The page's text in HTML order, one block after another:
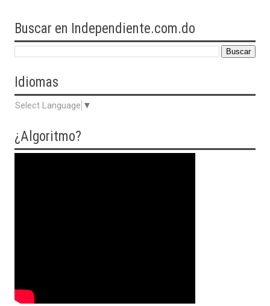
Buscar en Independiente.com.do
Idiomas
Select Language ▼
¿Algoritmo?